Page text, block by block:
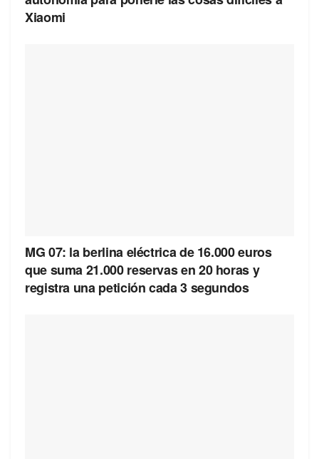
Xiaomi
MG 07: la berlina eléctrica de 16.000 euros
que suma 21.000 reservas en 20 horas y
registra una petición cada 3 segundos